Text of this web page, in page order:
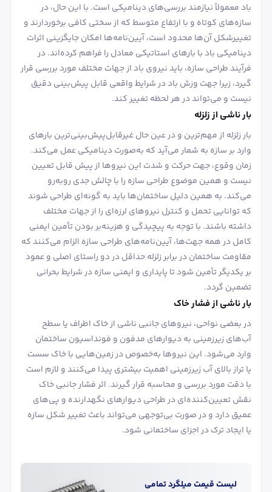
باد معمولاً نیازمند بررسی‌های دینامیکی است. با این حال، در
سازه‌های کوتاه و با ارتفاع متوسط که از سختی کافی برخوردارند و
تغییرشکل آن‌ها محدود است، آیین‌نامه‌ها امکان جایگزینی اثرات
دینامیکی باد با بارهای استاتیکی معادل را فراهم کرده‌اند. در
فرآیند طراحی سازه، باید نیروی باد از جهات مختلف مورد بررسی قرار
گیرد، زیرا جهت وزش باد در شرایط واقعی قابل پیش‌بینی دقیق
نیست و می‌تواند در هر لحظه تغییر کند.
بار ناشی از زلزله
بار زلزله از مهم‌ترین و در عین حال غیرقابل‌پیش‌بینی‌ترین بارهای
وارد بر سازه به شمار می‌آید که به‌صورت دینامیکی عمل می‌کند.
زمان وقوع، جهت حرکت و شدت این نیروها از پیش قابل تعیین
نیست و همین موضوع طراحی سازه را با چالش جدی روبه‌رو
می‌کند. به همین دلیل ساختمان‌ها باید به گونه‌ای طراحی شوند
که توانایی تحمل و کنترل نیروهای لرزه‌ای را از جهات مختلف
داشته باشند. با توجه به پیچیدگی و هزینه‌بر بودن تأمین ایمنی
کامل در همه جهت‌ها، آیین‌نامه‌های طراحی سازه الزام می‌کنند که
مقاومت ساختمان در برابر زلزله حداقل در دو راستای اصلی و عمود
بر یکدیگر تأمین شود تا پایداری و ایمنی سازه در شرایط بحرانی
تضمین گردد.
بار ناشی از فشار خاک
در بعضی نواحی، نیروهای جانبی ناشی از خاک اطراف یا سطح
آب‌های زیرزمینی به دیوارهای مدفون و فونداسیون ساختمان
وارد می‌شود. این نیروها به‌خصوص در زمین‌هایی با خاک سست
یا تراز بالای آب زیرزمینی اهمیت بیشتری پیدا می‌کنند و لازم است
با دقت مورد بررسی و محاسبه قرار گیرند. اثر فشار جانبی خاک
نقش تعیین‌کننده‌ای در طراحی دیوارهای نگهدارنده و پی‌های
عمیق دارد و در صورت بی‌توجهی می‌تواند باعث تغییر شکل سازه
یا ایجاد ترک در اجزای ساختمانی شود.
لیست قیمت میلگردتمامی